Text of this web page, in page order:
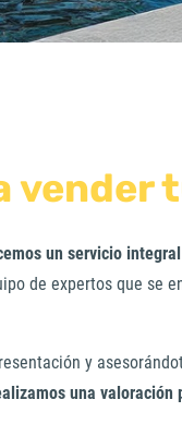
vender
un servicio
de expertos que se
y
una valoración